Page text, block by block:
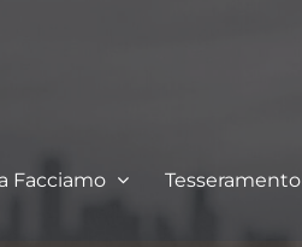
Facciamo Tesseramento